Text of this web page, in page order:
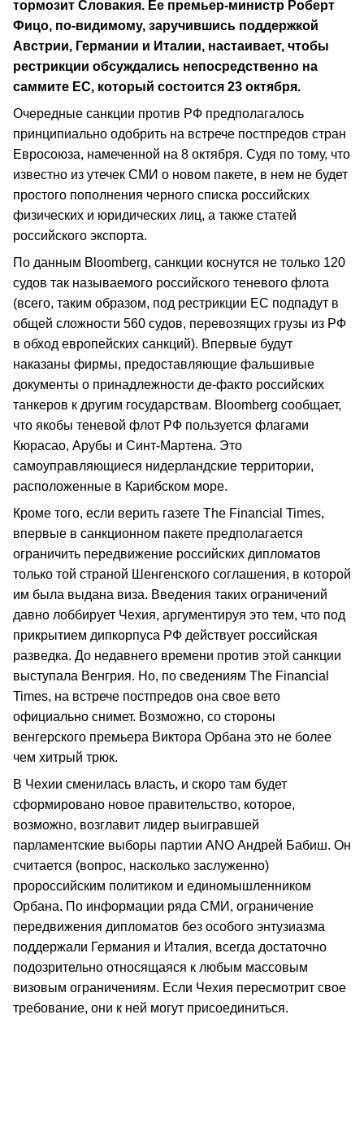
тормозит Словакия. Ее премьер-министр Роберт
Фицо, по-видимому, заручившись поддержкой
Австрии, Германии и Италии, настаивает, чтобы
рестрикции обсуждались непосредственно на
саммите ЕС, который состоится 23 октября.
Очередные санкции против РФ предполагалось
принципиально одобрить на встрече постпредов стран
Евросоюза, намеченной на 8 октября. Судя по тому, что
известно из утечек СМИ о новом пакете, в нем не будет
простого пополнения черного списка российских
физических и юридических лиц, а также статей
российского экспорта.
По данным Bloomberg, санкции коснутся не только 120
судов так называемого российского теневого флота
(всего, таким образом, под рестрикции ЕС подпадут в
общей сложности 560 судов, перевозящих грузы из РФ
в обход европейских санкций). Впервые будут
наказаны фирмы, предоставляющие фальшивые
документы о принадлежности де-факто российских
танкеров к другим государствам. Bloomberg сообщает,
что якобы теневой флот РФ пользуется флагами
Кюрасао, Арубы и Синт-Мартена. Это
самоуправляющиеся нидерландские территории,
расположенные в Карибском море.
Кроме того, если верить газете The Financial Times,
впервые в санкционном пакете предполагается
ограничить передвижение российских дипломатов
только той страной Шенгенского соглашения, в которой
им была выдана виза. Введения таких ограничений
давно лоббирует Чехия, аргументируя это тем, что под
прикрытием дипкорпуса РФ действует российская
разведка. До недавнего времени против этой санкции
выступала Венгрия. Но, по сведениям The Financial
Times, на встрече постпредов она свое вето
официально снимет. Возможно, со стороны
венгерского премьера Виктора Орбана это не более
чем хитрый трюк.
В Чехии сменилась власть, и скоро там будет
сформировано новое правительство, которое,
возможно, возглавит лидер выигравшей
парламентские выборы партии ANO Андрей Бабиш. Он
считается (вопрос, насколько заслуженно)
пророссийским политиком и единомышленником
Орбана. По информации ряда СМИ, ограничение
передвижения дипломатов без особого энтузиазма
поддержали Германия и Италия, всегда достаточно
подозрительно относящаяся к любым массовым
визовым ограничениям. Если Чехия пересмотрит свое
требование, они к ней могут присоединиться.